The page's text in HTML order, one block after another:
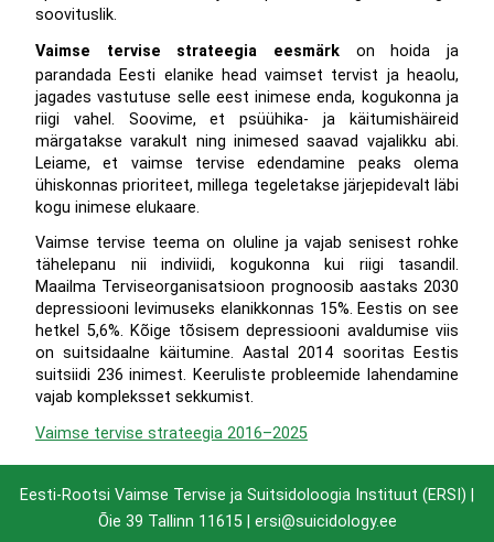
soovituslik.
Vaimse tervise strateegia eesmärk on hoida ja
parandada Eesti elanike head vaimset tervist ja heaolu,
jagades vastutuse selle eest inimese enda, kogukonna ja
riigi vahel. Soovime, et psüühika- ja käitumishäireid
märgatakse varakult ning inimesed saavad vajalikku abi.
Leiame, et vaimse tervise edendamine peaks olema
ühiskonnas prioriteet, millega tegeletakse järjepidevalt läbi
kogu inimese elukaare.
Vaimse tervise teema on oluline ja vajab senisest rohke
tähelepanu nii indiviidi, kogukonna kui riigi tasandil.
Maailma Terviseorganisatsioon prognoosib aastaks 2030
depressiooni levimuseks elanikkonnas 15%. Eestis on see
hetkel 5,6%. Kõige tõsisem depressiooni avaldumise viis
on suitsidaalne käitumine. Aastal 2014 sooritas Eestis
suitsiidi 236 inimest. Keeruliste probleemide lahendamine
vajab kompleksset sekkumist.
Vaimse tervise strateegia 2016–2025
Eesti-Rootsi Vaimse Tervise ja Suitsidoloogia Instituut (ERSI) |
Õie 39 Tallinn 11615| ersi@suicidology.ee